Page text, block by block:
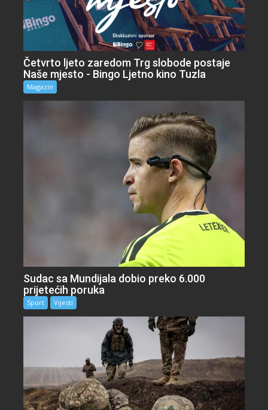
Četvrto ljeto zaredom Trg slobode postaje
Naše mjesto - Bingo Ljetno kino Tuzla
Magazin
Sudac sa Mundijala dobio preko 6.000
prijetećih poruka
Sport Vijesti